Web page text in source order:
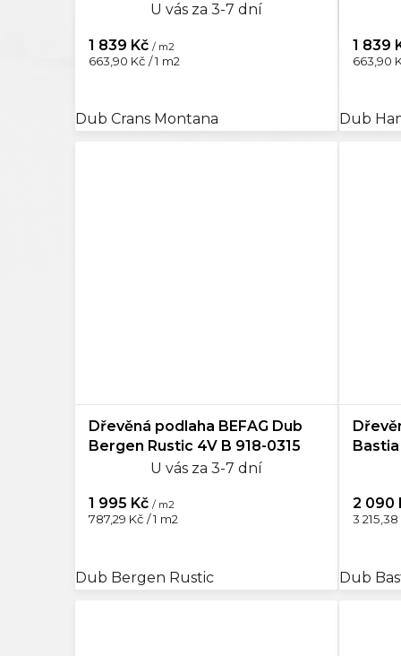
U vás za 3-7 dní
1 839 Kč / m2
Měrná
663,90 Kč / 1 m2
Dub Crans Montana
1 839
Měrná
663,90
Dub
Dřevěná podlaha BEFAG Dub
Bergen Rustic 4V B 918-0315
U vás za 3-7 dní
1 995 Kč / m2
Měrná
787,29 Kč / 1 m2
Dub Bergen Rustic
2 090
Měrná
3 215,38
Dub